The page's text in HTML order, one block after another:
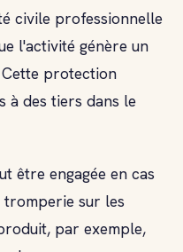
civile professionnelle
l'activité génère un
protection
à des tiers dans le
être engagée en cas
sur les
par exemple,